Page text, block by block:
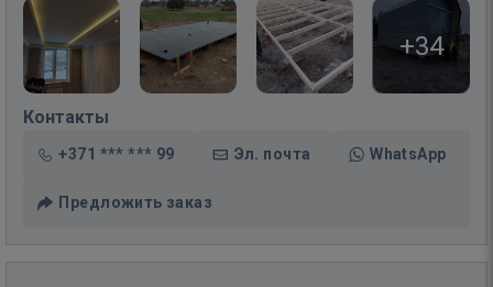
+34
Контакты
+371 *** *** 99 Эл. почта WhatsApp
Предложить заказ